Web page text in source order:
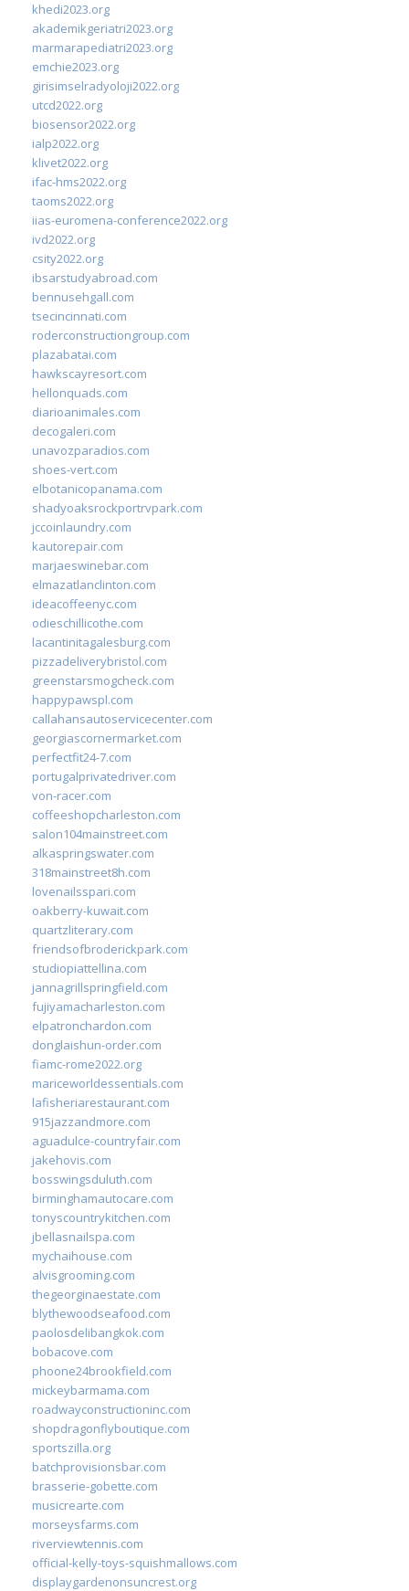
khedi2023.org
akademikgeriatri2023.org
marmarapediatri2023.org
emchie2023.org
girisimselradyoloji2022.org
utcd2022.org
biosensor2022.org
ialp2022.org
klivet2022.org
ifac-hms2022.org
taoms2022.org
iias-euromena-conference2022.org
ivd2022.org
csity2022.org
ibsarstudyabroad.com
bennusehgall.com
tsecincinnati.com
roderconstructiongroup.com
plazabatai.com
hawkscayresort.com
hellonquads.com
diarioanimales.com
decogaleri.com
unavozparadios.com
shoes-vert.com
elbotanicopanama.com
shadyoaksrockportrvpark.com
jccoinlaundry.com
kautorepair.com
marjaeswinebar.com
elmazatlanclinton.com
ideacoffeenyc.com
odieschillicothe.com
lacantinitagalesburg.com
pizzadeliverybristol.com
greenstarsmogcheck.com
happypawspl.com
callahansautoservicecenter.com
georgiascornermarket.com
perfectfit24-7.com
portugalprivatedriver.com
von-racer.com
coffeeshopcharleston.com
salon104mainstreet.com
alkaspringswater.com
318mainstreet8h.com
lovenailsspari.com
oakberry-kuwait.com
quartzliterary.com
friendsofbroderickpark.com
studiopiattellina.com
jannagrillspringfield.com
fujiyamacharleston.com
elpatronchardon.com
donglaishun-order.com
fiamc-rome2022.org
mariceworldessentials.com
lafisheriarestaurant.com
915jazzandmore.com
aguadulce-countryfair.com
jakehovis.com
bosswingsduluth.com
birminghamautocare.com
tonyscountrykitchen.com
jbellasnailspa.com
mychaihouse.com
alvisgrooming.com
thegeorginaestate.com
blythewoodseafood.com
paolosdelibangkok.com
bobacove.com
phoone24brookfield.com
mickeybarmama.com
roadwayconstructioninc.com
shopdragonflyboutique.com
sportszilla.org
batchprovisionsbar.com
brasserie-gobette.com
musicrearte.com
morseysfarms.com
riverviewtennis.com
official-kelly-toys-squishmallows.com
displaygardenonsuncrest.org